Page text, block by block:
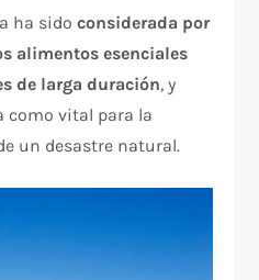
ha sidoconsiderada por
alimentos esenciales
de larga duración, y
como vital para la
un desastre natural.